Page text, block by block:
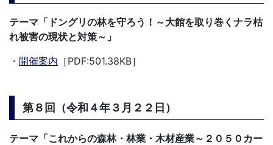
テーマ「ドングリの林を守ろう！～大館を取り巻くナラ枯
れ被害の現状と対策～」
・ 開催案内 ［PDF:501.38KB］
第８回（令和４年３月２２日）
テーマ「これからの森林・林業・木材産業～２０５０カー